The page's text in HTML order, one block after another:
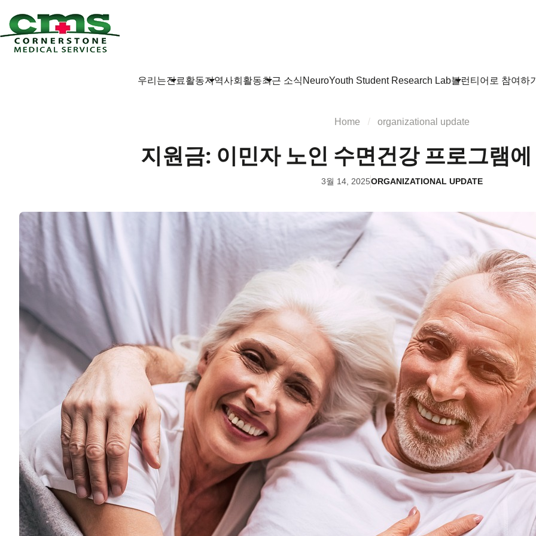
우리는진료활동지역사회활동최근 소식 NeuroYouth Student Research Lab볼런티어로 참여하
Home organizational update
지원금: 이민자 노인 수면건강 프로그램
3월 14, 2025ORGANIZATIONAL UPDATE